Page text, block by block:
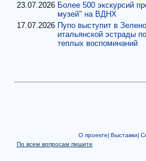
23.07.2026 Более 500 экскурсий
музей" на ВДНХ
17.07.2026 Пупо выступит в
итальянской эстрады
теплых воспоминаний
О проекте| Выставки|
По всем вопросам пишите